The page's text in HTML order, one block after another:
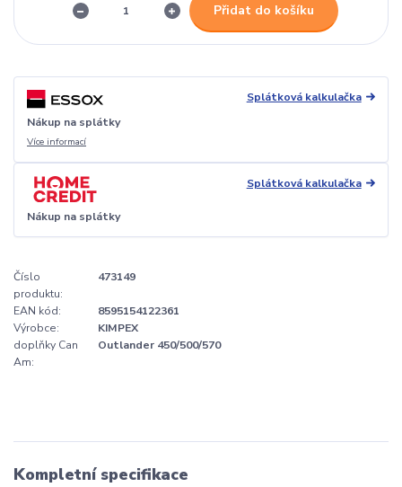
Přidat do košíku
Splátková kalkulačka
Nákup na splátky
Více informací
Splátková kalkulačka
Nákup na splátky
Číslo
produktu:
473149
EAN kód:
8595154122361
Výrobce:
KIMPEX
doplňky Can
Am:
Outlander 450/500/570
Kompletní specifikace